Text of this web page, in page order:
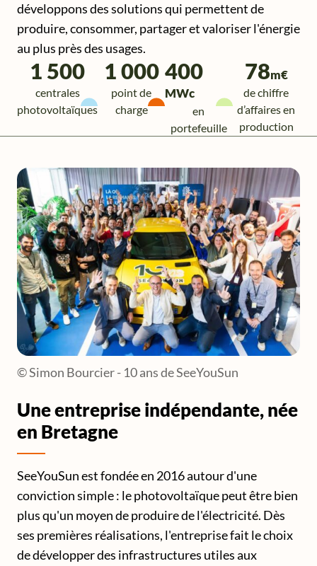
développons des solutions qui permettent de
produire, consommer, partager et valoriser l'énergie
au plus près des usages.
1 500
centrales
photovoltaïques
1 000
point de
charge
400
MWc
en
portefeuille
78m€
de chiffre
d’affaires en
production
© Simon Bourcier - 10 ans de SeeYouSun
Une entreprise indépendante, née
en Bretagne
SeeYouSun est fondée en 2016 autour d'une
conviction simple : le photovoltaïque peut être bien
plus qu'un moyen de produire de l'électricité. Dès
ses premières réalisations, l'entreprise fait le choix
de développer des infrastructures utiles aux